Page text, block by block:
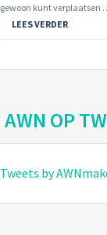
gewoon kunt verplaatsen
LEES VERDER
AWN OP
Tweets by